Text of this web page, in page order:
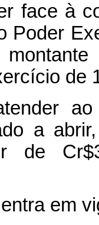
face à
Poder
de
a
de
em